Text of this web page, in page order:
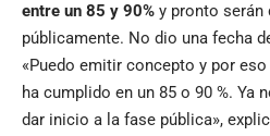
entre un 85 y 90% y pronto serán
públicamente. No dio una fecha
«Puedo emitir concepto y por
ha cumplido en un 85 o 90 %. Ya
dar inicio a la fase pública»,